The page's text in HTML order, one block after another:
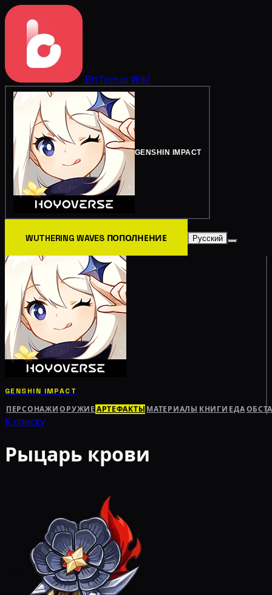
BitTopup Wiki
GENSHIN IMPACT
WUTHERING WAVES ПОПОЛНЕНИЕ Русский
GENSHIN IMPACT
ПЕРСОНАЖИ ОРУЖИЕ АРТЕФАКТЫ МАТЕРИАЛЫ КНИГИ ЕДА
К списку
Рыцарь крови